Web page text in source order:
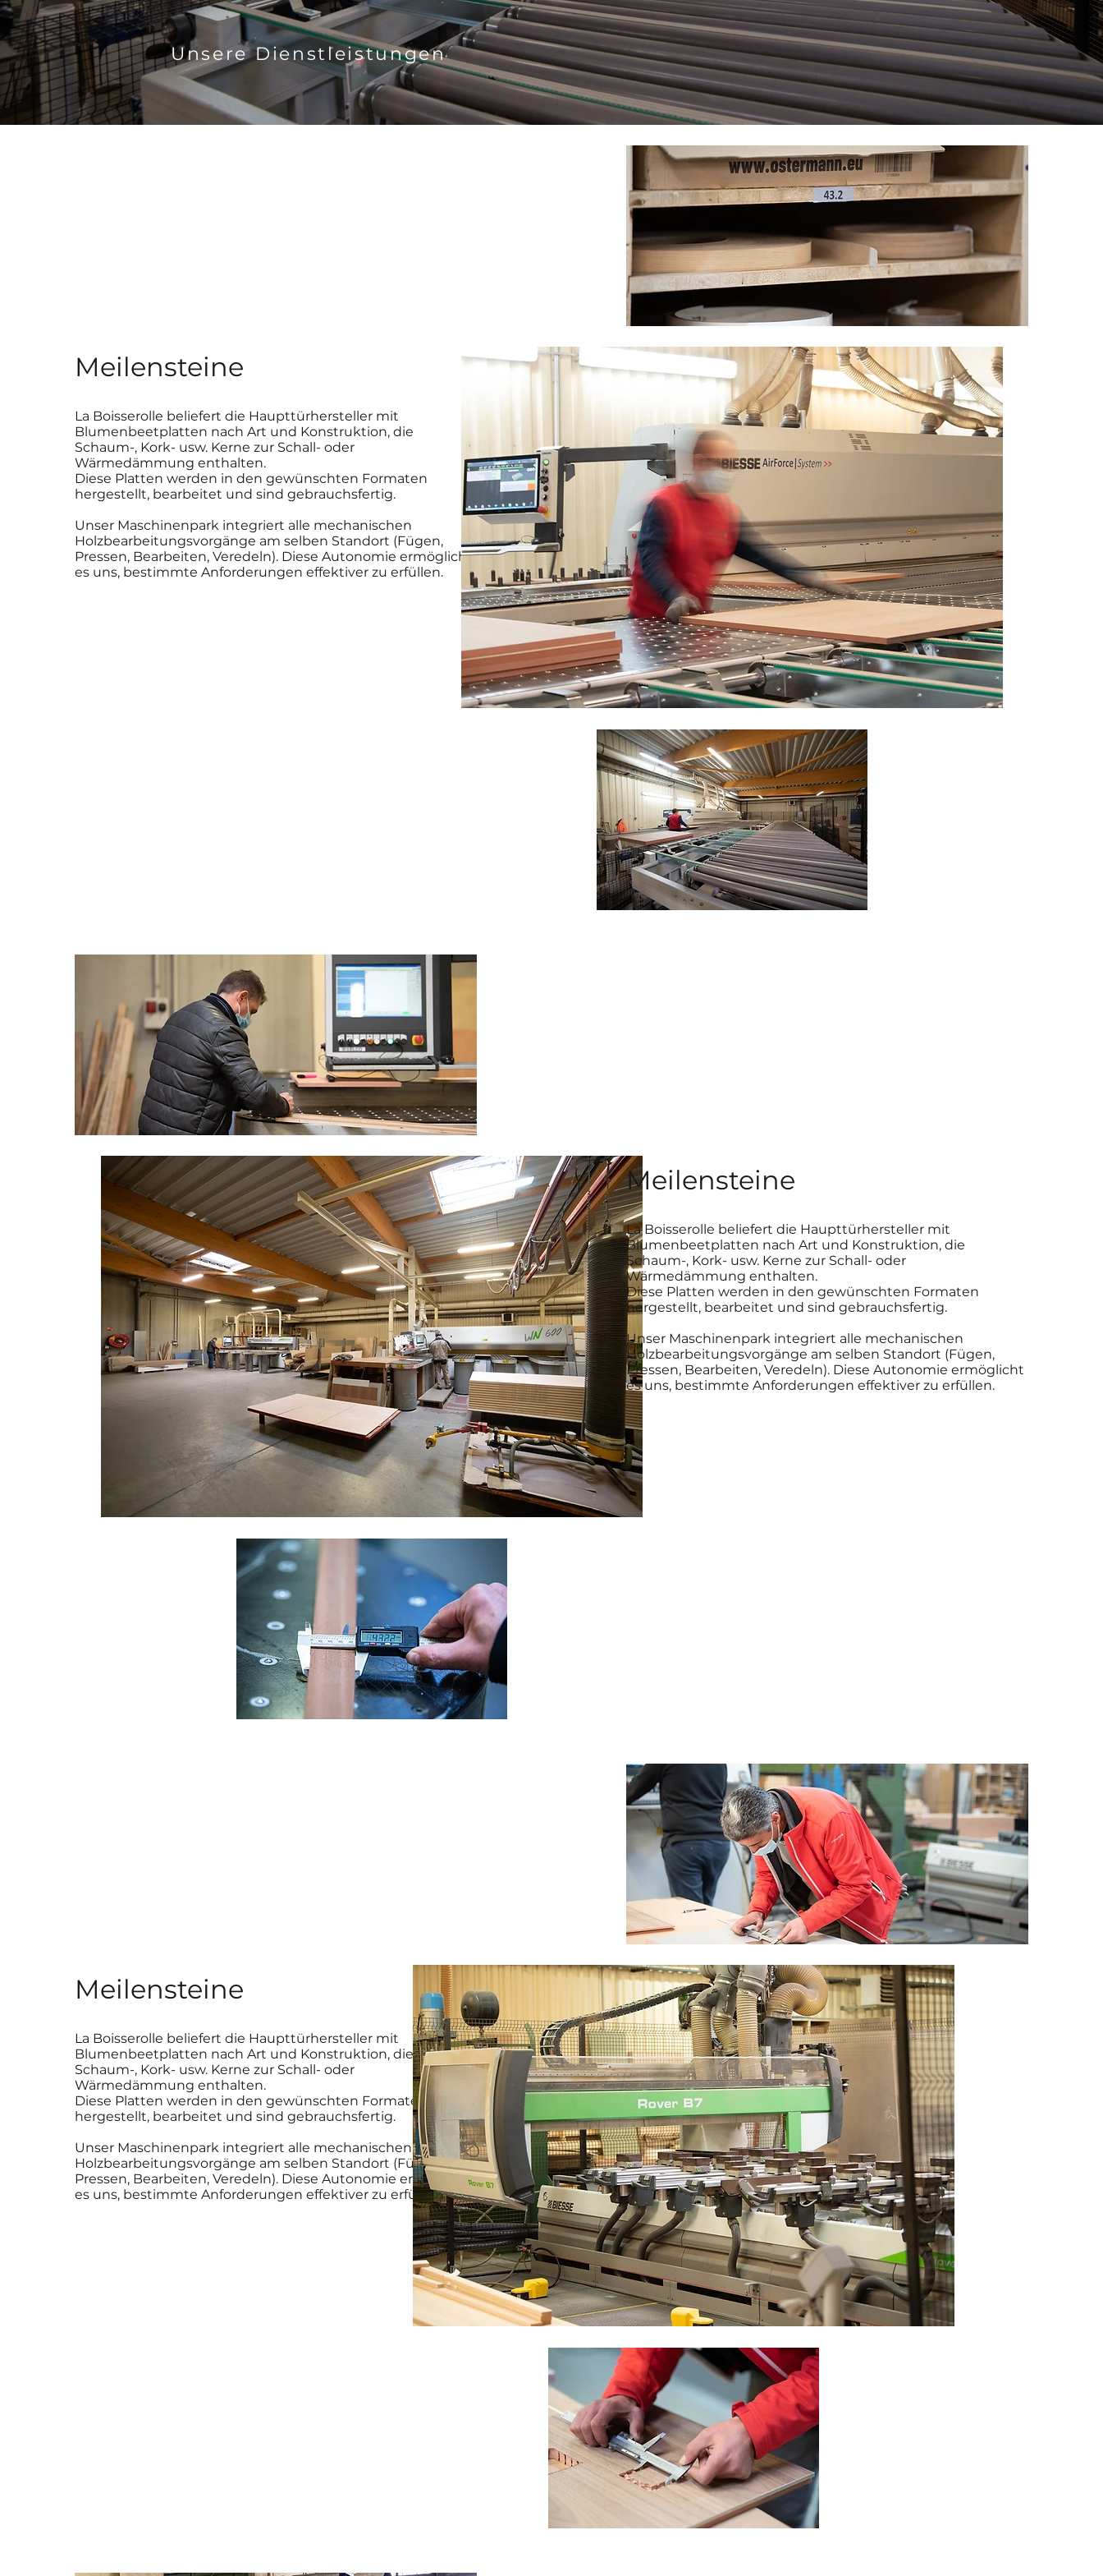
Unsere Dienstleistungen
Meilensteine
La Boisserolle beliefert die Haupttürhersteller mit
Blumenbeetplatten nach Art und Konstruktion, die
Schaum-, Kork- usw. Kerne zur Schall- oder
Wärmedämmung enthalten.
Diese Platten werden in den gewünschten Formaten
hergestellt, bearbeitet und sind gebrauchsfertig.
Unser Maschinenpark integriert alle mechanischen
Holzbearbeitungsvorgänge am selben Standort (Fügen,
Pressen, Bearbeiten, Veredeln). Diese Autonomie ermöglicht
es uns, bestimmte Anforderungen effektiver zu erfüllen.
Meilensteine
La Boisserolle beliefert die Haupttürhersteller mit
Blumenbeetplatten nach Art und Konstruktion, die
Schaum-, Kork- usw. Kerne zur Schall- oder
Wärmedämmung enthalten.
Diese Platten werden in den gewünschten Formaten
hergestellt, bearbeitet und sind gebrauchsfertig.
Unser Maschinenpark integriert alle mechanischen
Holzbearbeitungsvorgänge am selben Standort (Fügen,
Pressen, Bearbeiten, Veredeln). Diese Autonomie ermöglicht
es uns, bestimmte Anforderungen effektiver zu erfüllen.
Meilensteine
La Boisserolle beliefert die Haupttürhersteller mit
Blumenbeetplatten nach Art und Konstruktion, die
Schaum-, Kork- usw. Kerne zur Schall- oder
Wärmedämmung enthalten.
Diese Platten werden in den gewünschten Formaten
hergestellt, bearbeitet und sind gebrauchsfertig.
Unser Maschinenpark integriert alle mechanischen
Holzbearbeitungsvorgänge am selben Standort (Fügen,
Pressen, Bearbeiten, Veredeln). Diese Autonomie ermöglicht
es uns, bestimmte Anforderungen effektiver zu erfüllen.